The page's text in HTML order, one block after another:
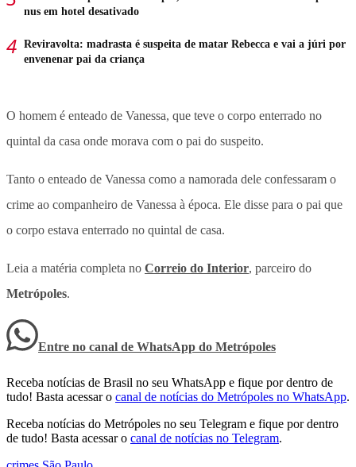
nus em hotel desativado
Reviravolta: madrasta é suspeita de matar Rebecca e vai a júri por
envenenar pai da criança
O homem é enteado de Vanessa, que teve o corpo enterrado no
quintal da casa onde morava com o pai do suspeito.
Tanto o enteado de Vanessa como a namorada dele confessaram o
crime ao companheiro de Vanessa à época. Ele disse para o pai que
o corpo estava enterrado no quintal de casa.
Leia a matéria completa no Correio do Interior, parceiro do
Metrópoles.
Entre no canal de WhatsApp do Metrópoles
Receba notícias de Brasil no seu WhatsApp e fique por dentro de
tudo! Basta acessar o canal de notícias do Metrópoles no WhatsApp.
Receba notícias do Metrópoles no seu Telegram e fique por dentro
de tudo! Basta acessar o canal de notícias no Telegram.